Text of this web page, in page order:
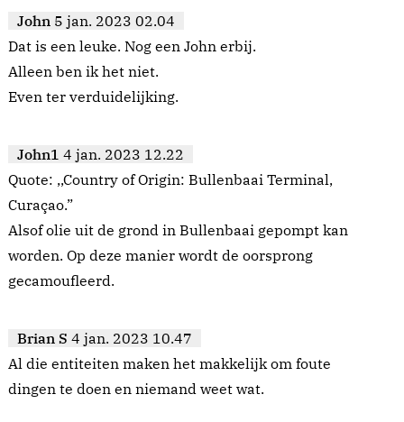
John 5 jan. 2023 02.04
Dat is een leuke. Nog een John erbij.
Alleen ben ik het niet.
Even ter verduidelijking.
John1 4 jan. 2023 12.22
Quote: ,,Country of Origin: Bullenbaai Terminal,
Curaçao.”
Alsof olie uit de grond in Bullenbaai gepompt kan
worden. Op deze manier wordt de oorsprong
gecamoufleerd.
Brian S 4 jan. 2023 10.47
Al die entiteiten maken het makkelijk om foute
dingen te doen en niemand weet wat.